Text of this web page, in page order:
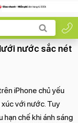
nước sắc nét
iPhone chủ yếu
với nước. Tuy
hạn chế khi ánh sáng